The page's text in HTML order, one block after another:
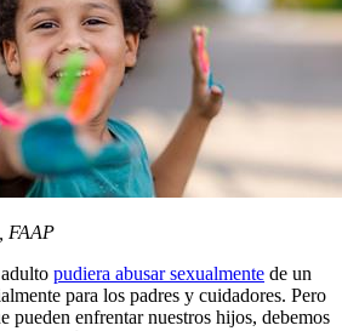
FAAP
pudiera abusar sexualmente​ de un
para los padres y cuidadores. Pero
pueden enfrentar nuestros hijos, debemos